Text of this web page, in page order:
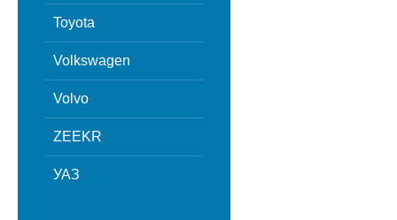
Toyota
Volkswagen
Volvo
ZEEKR
УАЗ